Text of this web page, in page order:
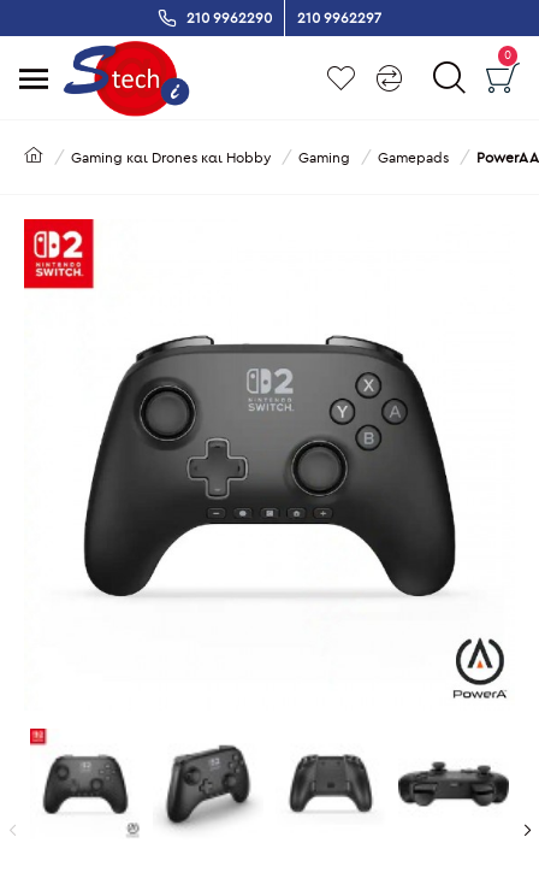
210 9962290 210 9962297
0
Gaming και Drones και Hobby Gaming Gamepads PowerA